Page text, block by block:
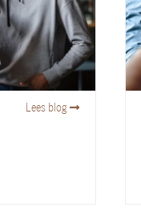
Lees blog